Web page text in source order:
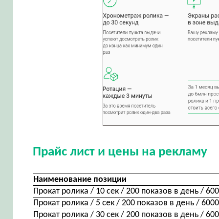
Прайс лист и цены на рекламу
Наименование позиции
Прокат ролика / 10 сек / 200 показов в день /
Прокат ролика / 5 сек / 200 показов в день /
Прокат ролика / 30 сек / 200 показов в день /